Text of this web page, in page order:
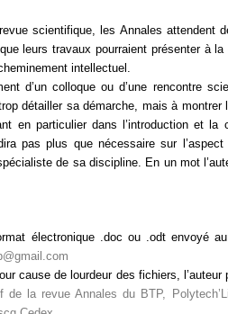
scientifique, les Annales attendent
leurs travaux pourraient présenter à
intellectuel.
d’un colloque ou d’une rencontre
détailler sa démarche, mais à montrer
en particulier dans l’introduction et la
pas plus que nécessaire sur
de sa discipline. En un mot
électronique .doc ou .odt envoyé
cause de lourdeur des fichiers, l’auteur
de la revue Annales du BTP,